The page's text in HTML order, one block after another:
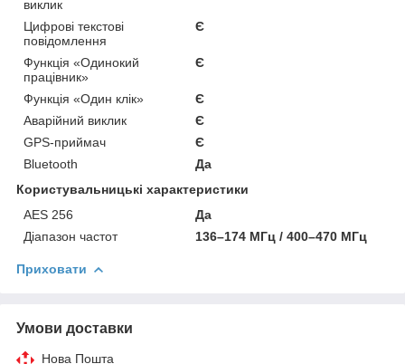
виклик
Цифрові текстові
повідомлення
Є
Функція «Одинокий
працівник»
Є
Функція «Один клік»
Є
Аварійний виклик
Є
GPS-приймач
Є
Bluetooth
Да
Користувальницькі характеристики
AES 256
Да
Діапазон частот
136–174 МГц / 400–470 МГц
Приховати
Умови доставки
Нова Пошта